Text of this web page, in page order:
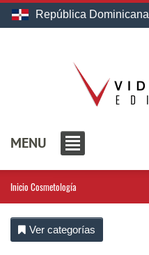
República Dominicana
MENU
Inicio Cosmetología
Ver categorías